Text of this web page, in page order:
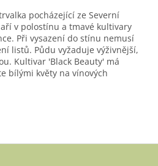
pocházející ze Severní
v polostínu a tmavé kultivary
Při vysazení do stínu nemusí
listů. Půdu vyžaduje výživnější,
Kultivar 'Black Beauty' má
bílými květy na vínových